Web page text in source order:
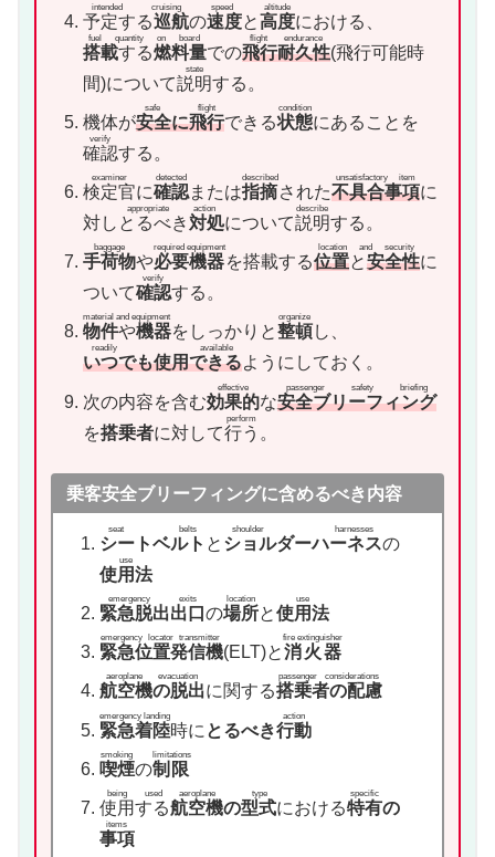
予定する巡航の速度
intended cruising speed
と高度
altitude
における、
搭載する燃料量
fuel quantity on board
での飛行耐久性
flight endurance
(飛行可能時
間)について説明
state
する。
機体が安全に飛行
safe flight
できる状態
condition
にあることを
確認
verify
する。
検定官
examiner
に確認
detected
または指摘
described
された不具合事項
unsatisfactory item
に
対し とるべき対処
appropriate action
について説明
describe
する。
手荷物
baggage
や必要機器
required equipment
を搭載する位置と安全性
location and security
に
ついて確認
verify
する。
物件や機器
material and equipment
をしっかりと整頓
organize
し、
いつでも使用できる
readily available
ようにしておく。
次の内容を含む効果的
effective
な安全ブリーフィング
passenger safety briefing
を搭乗者に対して行う
perform
。
乗客安全ブリーフィングに含めるべき内容
シートベルト
seat belts
と ショルダーハーネス
shoulder harnesses
の
使用法
use
緊急脱出出口
emergency exits
の場所
location
と使用法
use
緊急位置発信機
emergency locator transmitter
(ELT)と消火器
fire extinguisher
航空機の脱出
aeroplane evacuation
に関する搭乗者の配慮
passenger considerations
緊急着陸
emergency landing
時に とるべき行動
action
喫煙
smoking
の制限
limitations
使用する
being used
航空機の型式
aeroplane type
における特有
specific
の
事項
items